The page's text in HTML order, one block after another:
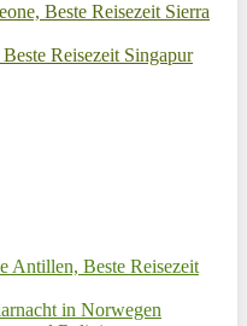
Beste Reisezeit Sierra
Reisezeit Singapur
Antillen, Beste Reisezeit
in Norwegen